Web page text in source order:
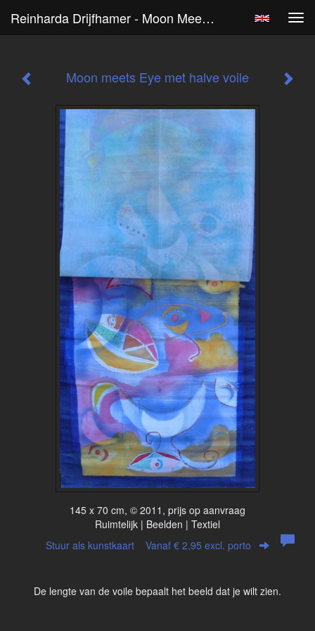
Reinharda Drijfhamer - Moon Meets Eye Met Halve Voile
Moon meets Eye met halve voile
145 x 70 cm, © 2011, prijs op aanvraag
Ruimtelijk | Beelden | Textiel
Stuur als kunstkaart Vanaf € 2,95 excl. porto
De lengte van de voile bepaalt het beeld dat je wilt zien.